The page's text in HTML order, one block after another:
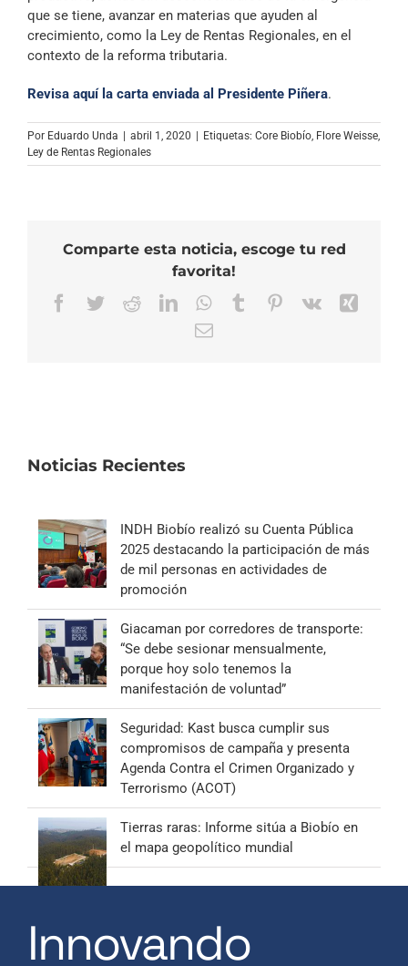
que se tiene, avanzar en materias que ayuden al
crecimiento, como la Ley de Rentas Regionales, en el
contexto de la reforma tributaria.
Revisa aquí la carta enviada al Presidente Piñera.
Por Eduardo Unda abril 1, 2020 Etiquetas: Core Biobío, Flore Weisse,
Ley de Rentas Regionales
Comparte esta noticia, escoge tu red
favorita!
Facebook
TwitterRedditLinkedInWhatsApp
TumblrPinterest
Vk
Correo
Noticias Recientes
INDH Biobío realizó su Cuenta Pública
2025 destacando la participación de más
de mil personas en actividades de
promoción
Giacaman por corredores de transporte:
“Se debe sesionar mensualmente,
porque hoy solo tenemos la
manifestación de voluntad”
Seguridad: Kast busca cumplir sus
compromisos de campaña y presenta
Agenda Contra el Crimen Organizado y
Terrorismo (ACOT)
Tierras raras: Informe sitúa a Biobío en
el mapa geopolítico mundial
Innovando